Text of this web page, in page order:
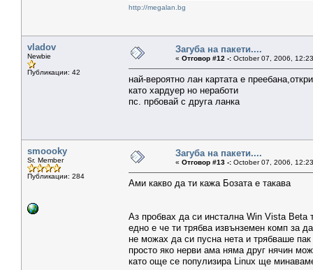
http://megalan.bg
vladov
Newbie
Публикации: 42
Загуба на пакети....
« Отговор #12 -: October 07, 2006,
най-вероятно лан картата е
като хардуер но неработи
пс. прбовай с друга ланка
smoooky
Sr. Member
Публикации: 284
Загуба на пакети....
« Отговор #13 -: October 07, 2006,
Ами какво да ти кажа Бозата е такава
Аз пробвах да си инстална Win Vista Beta
едно е че ти трябва извънземен комп за
не можах да си пусна нета и трябваше
просто яко нерви ама няма друг нячин
като още се популизира Linux ще